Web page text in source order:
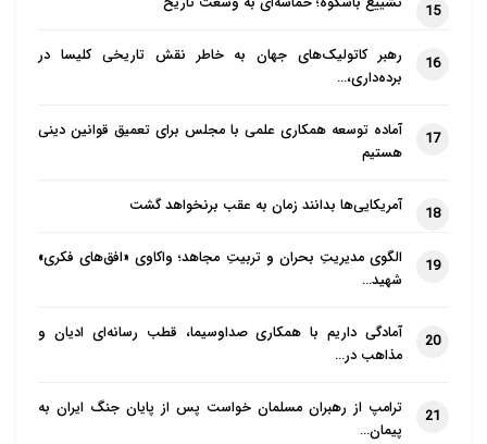
هاوکینگ پرداخته و در این زمینه کتاب نوشته‌اند. پروفسور
کیث‌وارد نیز در کتاب «اتفاق و ضرورت» به هاوکینگ پاسخ
داده است.
این مسئله در مغرب‌زمین توسط دانشمندان خداباور جدی
گرفته شده و مورد نقد و بررسی قرار گرفته است، اما در
کشور ما از سوی اندیشمندان مورد توجه جدی واقع نشده
است تا این‌که متوجه اثر تخریبی آن در افکار جوانان
شدند. هاوکینگ فیزیکدان عامه‌پسند بوده و فیزیک را به
زبان ساده بیان می‌کند؛ از این‌رو تبدیل به یک سوپراستار
تبلیغاتی شده و خیلی از جوانان شیفته او می‌شوند.
بی‌خدایان جدید استفاده تبلیغاتی زیادی از او می‌کنند. در
الحاد، بزرگ‌ترین دلیلی که علیه وجود خدا اقامه می‌کنند،
15
16
رهبر کاتولیک‌های جهان به خاطر نقش تاریخی کلیسا در
برده‌داری،…
17
آماده توسعه همکاری علمی با مجلس برای تعمیق قوانین دینی
هستیم
18 آمریکایی‌ها بدانند زمان به عقب برنخواهد گشت
19
الگوی مدیریتِ بحران و تربیتِ مجاهد؛ واکاوی «افق‌های فکری»
شهید…
20
آمادگی داریم با همکاری صداوسیما، قطب رسانه‌ای ادیان و
مذاهب در…
21
ترامپ از رهبران مسلمان خواست پس از پایان جنگ ایران به
پیمان…